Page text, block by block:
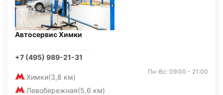
Автосервис Химки
+7 (495) 989-21-31
Химки(3,8 км)
Левобережная(5,6 км)
Пн-Вс: 09:00 - 21:00